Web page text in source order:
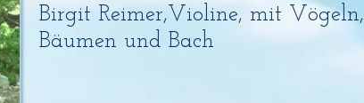
Birgit Reimer,Violine, mit Vögeln,
Bäumen und Bach